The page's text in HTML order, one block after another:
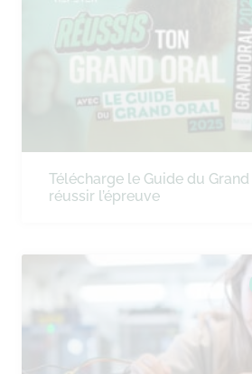
Télécharge le Guide du
réussir l’épreuve